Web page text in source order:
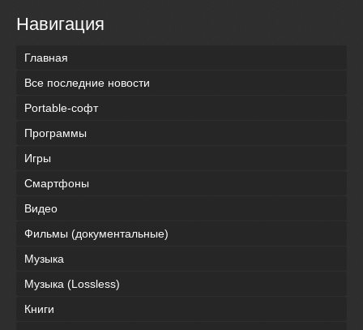
Навигация
Главная
Все последние новости
Portable-софт
Программы
Игры
Смартфоны
Видео
Фильмы (документальные)
Музыка
Музыка (Lossless)
Книги